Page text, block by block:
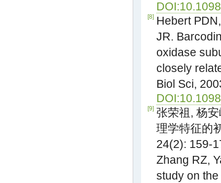
[8]
Hebert
JR.
oxidase
closely
Biol Sci,
[9] 张荣祖, 杨
理学特征的
24(2): 159-
Zhang RZ,
study on